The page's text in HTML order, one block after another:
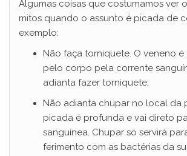
Algumas coisas que costumamos ver
mitos quando o assunto é picada de
exemplo:
Não faça torniquete. O veneno é
pelo corpo pela corrente
adianta fazer torniquete;
Não adianta chupar no local da
picada é profunda e vai direto
sanguínea. Chupar só servirá para
ferimento com as bactérias da